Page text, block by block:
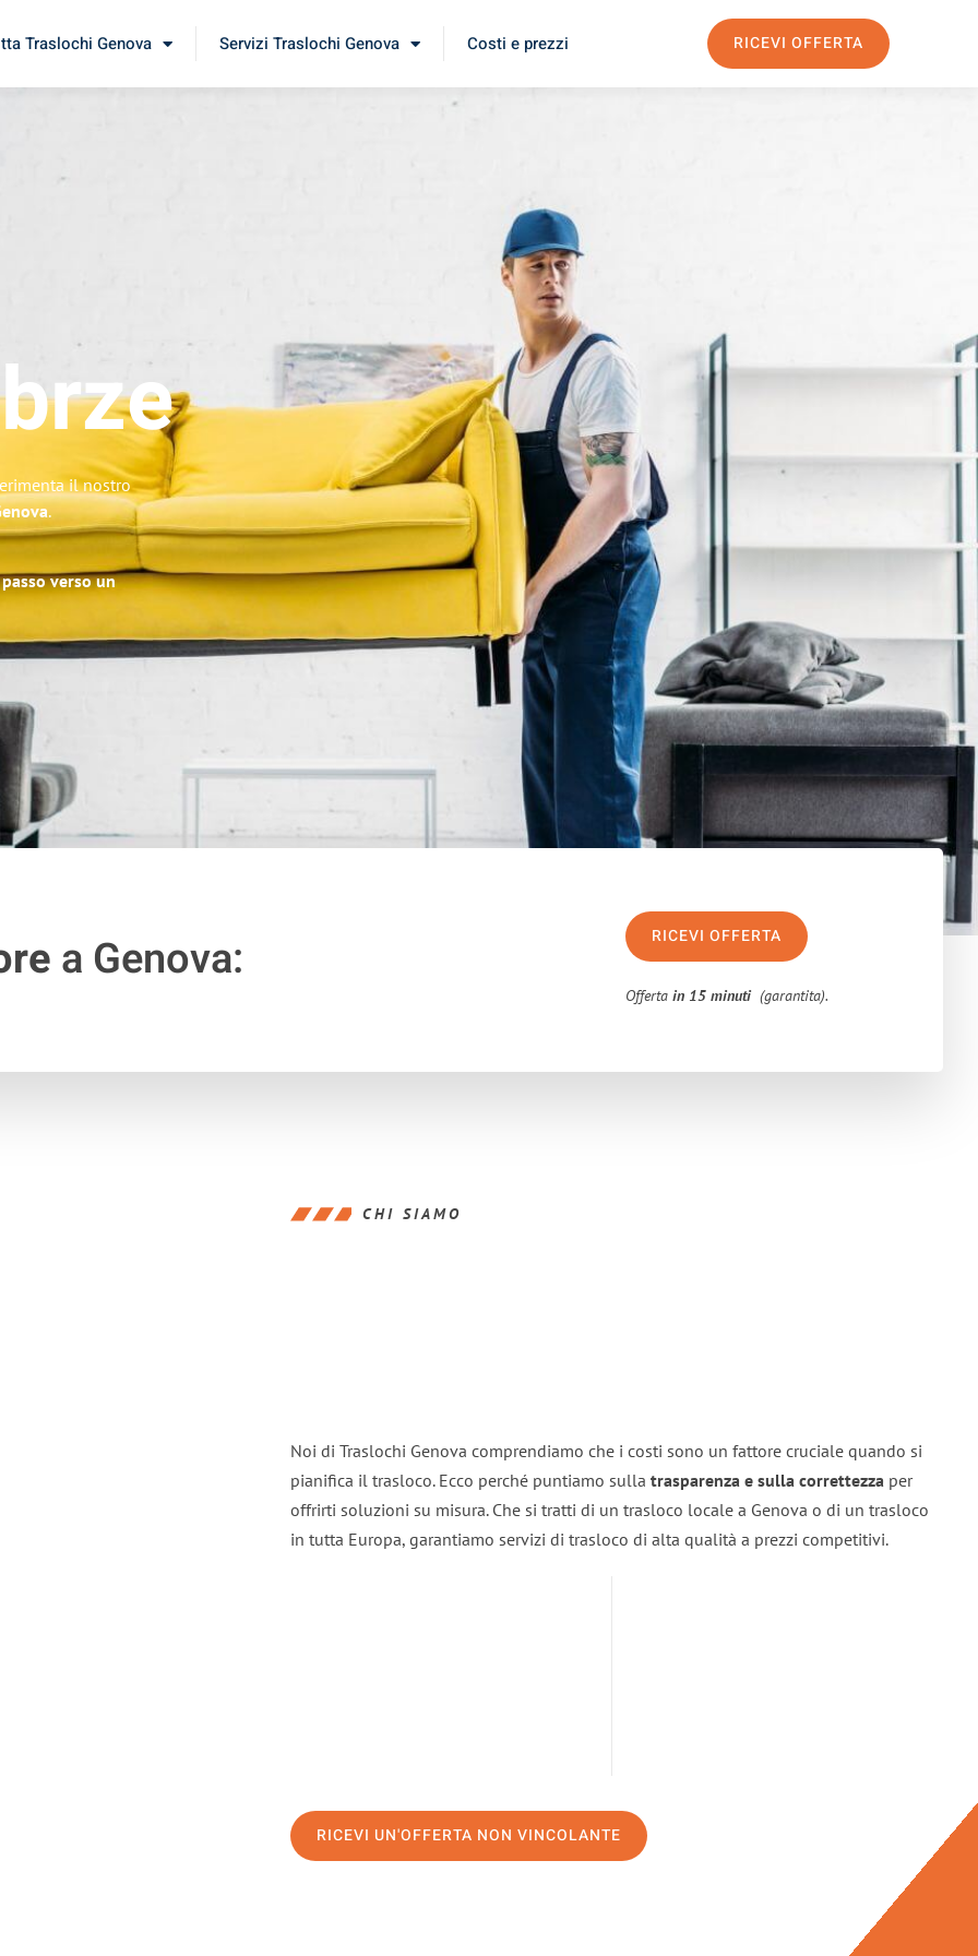
Traslochi Genova Servizi Traslochi Genova Costi e prezzi RICEVI OFFERTA
il nostro
.
verso un
a Genova: RICEVI OFFERTA
Offertain 15 minuti (garantita).
CHI SIAMO
Noi di Traslochi Genova comprendiamo che i costi sono un fattore cruciale quando si
pianifica il trasloco. Ecco perché puntiamo sulla trasparenza e sulla correttezza per
offrirti soluzioni su misura. Che si tratti di un trasloco locale a Genova o di un trasloco
in tutta Europa, garantiamo servizi di trasloco di alta qualità a prezzi competitivi.
RICEVI UN'OFFERTA NON VINCOLANTE